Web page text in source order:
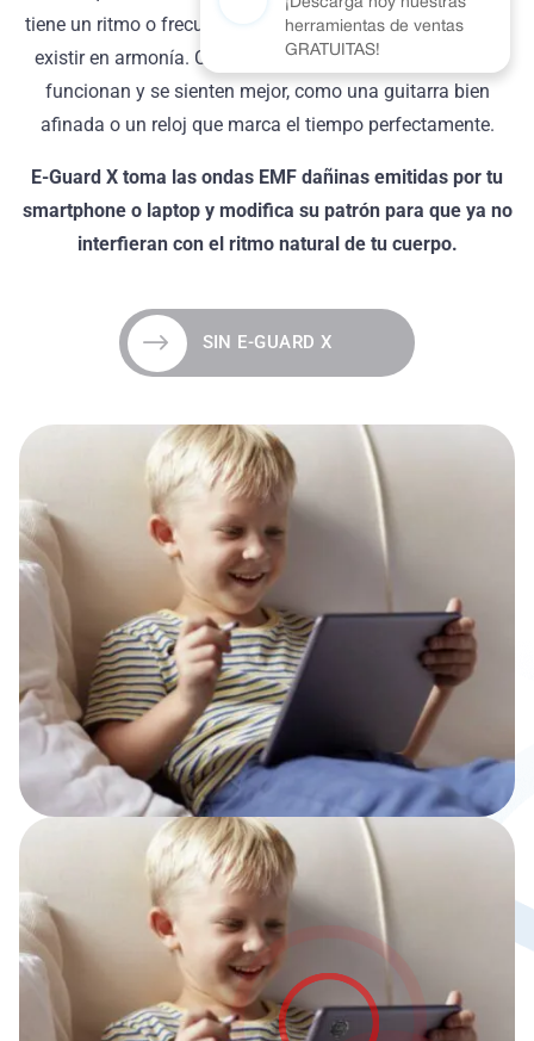
tiene un ritmo o frecuencia natural especial que le permite
existir en armonía. Cuando las cosas están en armonía,
funcionan y se sienten mejor, como una guitarra bien
afinada o un reloj que marca el tiempo perfectamente.
E-Guard X toma las ondas EMF dañinas emitidas por tu
smartphone o laptop y modifica su patrón para que ya no
interfieran con el ritmo natural de tu cuerpo.
SIN E-GUARD X
herramientas de ventas
GRATUITAS!